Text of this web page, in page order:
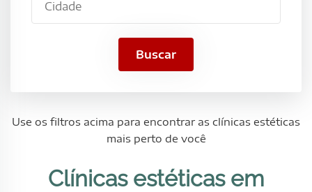
Buscar
Use os filtros acima para encontrar as clínicas estéticas
mais perto de você
Clínicas estéticas em